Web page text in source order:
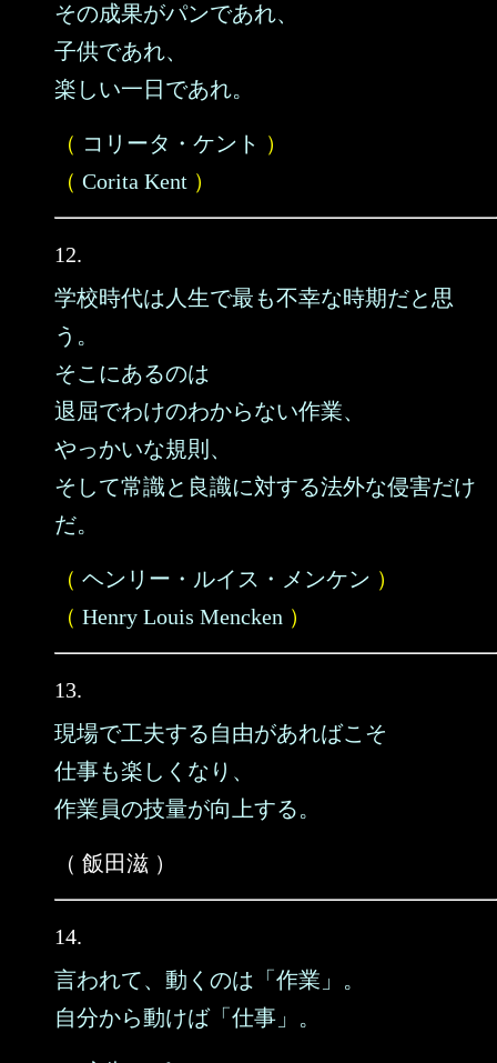
その成果がパンであれ、
子供であれ、
楽しい一日であれ。
（ コリータ・ケント ）
（ Corita Kent ）
12.
学校時代は人生で最も不幸な時期だと思
う。
そこにあるのは
退屈でわけのわからない作業、
やっかいな規則、
そして常識と良識に対する法外な侵害だけ
だ。
（ ヘンリー・ルイス・メンケン ）
（ Henry Louis Mencken ）
13.
現場で工夫する自由があればこそ
仕事も楽しくなり、
作業員の技量が向上する。
（ 飯田滋 ）
14.
言われて、動くのは「作業」。
自分から動けば「仕事」。